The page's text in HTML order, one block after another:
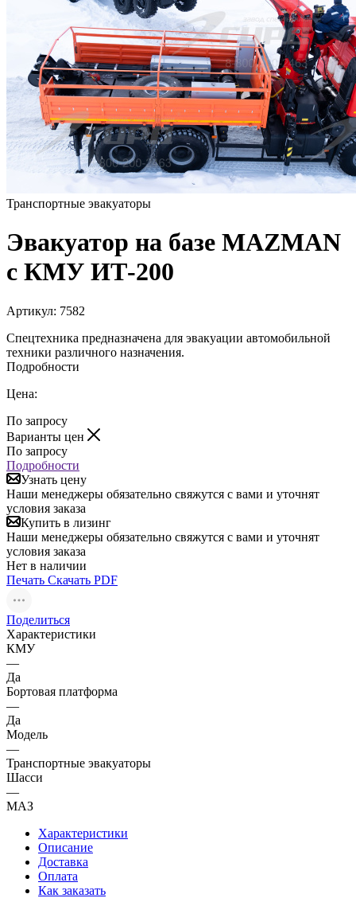
Транспортные эвакуаторы
Эвакуатор на базе MAZMAN
с КМУ ИТ-200
Артикул: 7582
Спецтехника предназначена для эвакуации автомобильной
техники различного назначения.
Подробности
Цена:
По запросу
Варианты цен
По запросу
Подробности
Узнать цену
Наши менеджеры обязательно свяжутся с вами и уточнят
условия заказа
Купить в лизинг
Наши менеджеры обязательно свяжутся с вами и уточнят
условия заказа
Нет в наличии
Печать Скачать PDF
Поделиться
Характеристики
КМУ
—
Да
Бортовая платформа
—
Да
Модель
—
Транспортные эвакуаторы
Шасси
—
МАЗ
Характеристики
Описание
Доставка
Оплата
Как заказать